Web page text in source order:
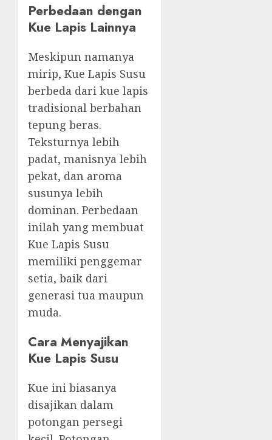
Perbedaan dengan
Kue Lapis Lainnya
Meskipun namanya
mirip, Kue Lapis Susu
berbeda dari kue lapis
tradisional berbahan
tepung beras.
Teksturnya lebih
padat, manisnya lebih
pekat, dan aroma
susunya lebih
dominan. Perbedaan
inilah yang membuat
Kue Lapis Susu
memiliki penggemar
setia, baik dari
generasi tua maupun
muda.
Cara Menyajikan
Kue Lapis Susu
Kue ini biasanya
disajikan dalam
potongan persegi